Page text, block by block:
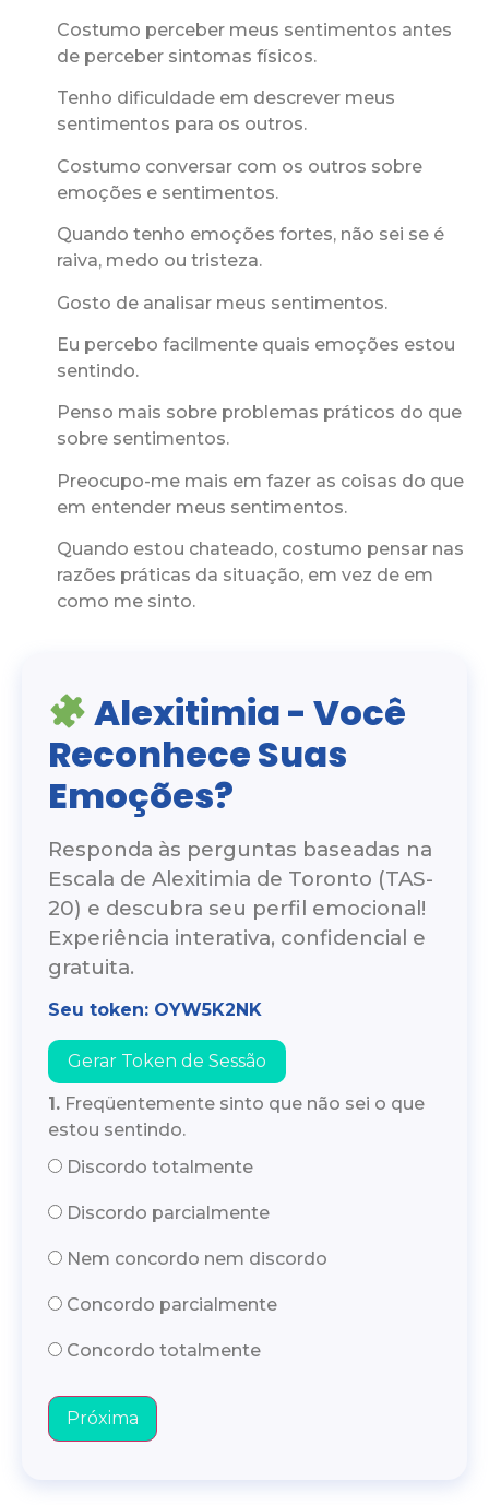
Costumo perceber meus sentimentos antes
de perceber sintomas físicos.
Tenho dificuldade em descrever meus
sentimentos para os outros.
Costumo conversar com os outros sobre
emoções e sentimentos.
Quando tenho emoções fortes, não sei se é
raiva, medo ou tristeza.
Gosto de analisar meus sentimentos.
Eu percebo facilmente quais emoções estou
sentindo.
Penso mais sobre problemas práticos do que
sobre sentimentos.
Preocupo-me mais em fazer as coisas do que
em entender meus sentimentos.
Quando estou chateado, costumo pensar nas
razões práticas da situação, em vez de em
como me sinto.
Alexitimia - Você
Reconhece Suas
Emoções?
Responda às perguntas baseadas na
Escala de Alexitimia de Toronto (TAS-
20) e descubra seu perfil emocional!
Experiência interativa, confidencial e
gratuita.
Seu token: OYW5K2NK
Gerar Token de Sessão
1. Freqüentemente sinto que não sei o que
estou sentindo.
Discordo totalmente
Discordo parcialmente
Nem concordo nem discordo
Concordo parcialmente
Concordo totalmente
Próxima